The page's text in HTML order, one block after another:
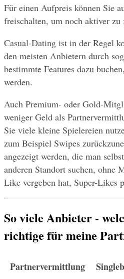
Für einen Aufpreis können Sie
freischalten, um noch aktiver zu
Casual-Dating ist in der Regel
den meisten Anbietern durch
bestimmte Features dazu
werden.
Auch Premium- oder Gold-
weniger Geld als
Sie viele kleine Spielereien
zum Beispiel Swipes
angezeigt werden, die man
anderen Standort suchen, ohne
Like vergeben hat, Super-Likes
So viele Anbieter -
richtige für meine
Partnervermittlung